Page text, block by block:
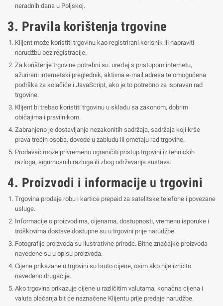
neradnih dana u Poljskoj.
3. Pravila korištenja trgovine
Klijent može koristiti trgovinu kao registrirani korisnik ili napraviti
narudžbu bez registracije.
Za korištenje trgovine potrebni su: uređaj s pristupom internetu,
ažurirani internetski preglednik, aktivna e-mail adresa te omogućena
podrška za kolačiće i JavaScript, ako je to potrebno za ispravan rad
trgovine.
Klijent bi trebao koristiti trgovinu u skladu sa zakonom, dobrim
običajima i pravilnikom.
Zabranjeno je dostavljanje nezakonitih sadržaja, sadržaja koji krše
prava trećih osoba, dovode u zabludu ili ometaju rad trgovine.
Prodavač može privremeno ograničiti pristup trgovini iz tehničkih
razloga, sigurnosnih razloga ili zbog održavanja sustava.
4. Proizvodi i informacije u trgovini
Trgovina prodaje robu i kartice prepaid za satelitske telefone i povezane
usluge.
Informacije o proizvodima, cijenama, dostupnosti, vremenu isporuke i
troškovima dostave dostupne su u trgovini prije narudžbe.
Fotografije proizvoda su ilustrativne prirode. Bitne značajke proizvoda
navedene su u opisu proizvoda.
Cijene prikazane u trgovini su bruto cijene, osim ako nije izričito
navedeno drugačije.
Ako trgovina prikazuje cijene u različitim valutama, konačna cijena i
valuta plaćanja bit će naznačene Klijentu prije predaje narudžbe.